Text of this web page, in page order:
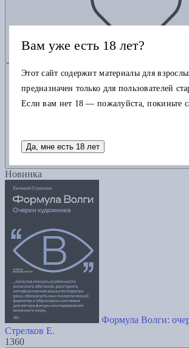
Добавить в корзину
Новинка
Формула Волги:
Стрелков Е.
1360
Вам уже есть 18 лет?
Этот сайт содержит материалы для
предназначен только для пользователей
Если вам нет 18 — пожалуйста, покиньте
Да, мне есть 18 лет